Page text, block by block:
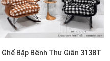
Ghế Bập Bênh Thư Giãn 3138T